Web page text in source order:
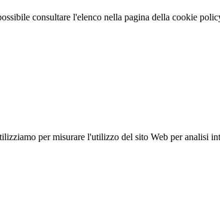
consultare l'elenco nella pagina della cookie
per misurare l'utilizzo del sito Web per analisi